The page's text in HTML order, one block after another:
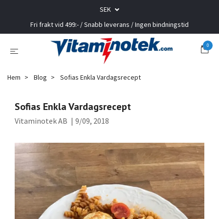
SEK
Fri frakt vid 499:- / Snabb leverans / Ingen bindningstid
0
Hem Blog Sofias Enkla Vardagsrecept
Sofias Enkla Vardagsrecept
Vitaminotek AB | 9/09, 2018